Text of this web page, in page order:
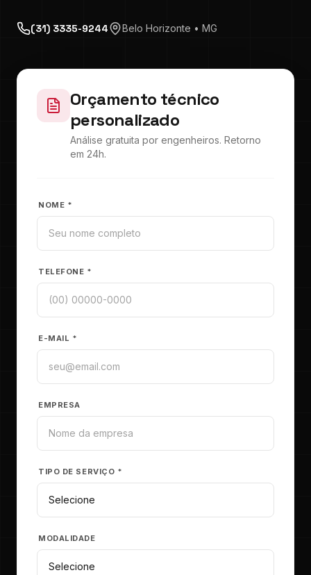
(31) 3335-9244 Belo Horizonte • MG
Orçamento técnico
personalizado
Análise gratuita por engenheiros. Retorno
em 24h.
NOME *
TELEFONE *
E-MAIL *
EMPRESA
TIPO DE SERVIÇO *
MODALIDADE